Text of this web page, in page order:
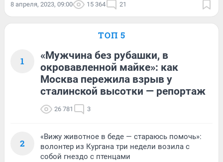
8 апреля, 2023, 09:00 15 364 21
ТОП 5
1
«Мужчина без рубашки, в
окровавленной майке»: как
Москва пережила взрыв у
сталинской высотки — репортаж
26 781 3
2
«Вижу животное в беде — стараюсь помочь»:
волонтер из Кургана три недели возила с
собой гнездо с птенцами